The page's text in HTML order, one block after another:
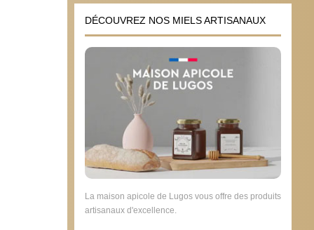
DÉCOUVREZ NOS MIELS ARTISANAUX
La maison apicole de Lugos vous offre des produits
artisanaux d'excellence.